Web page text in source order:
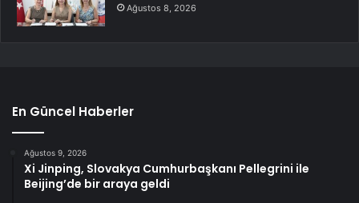
Ağustos 8, 2026
En Güncel Haberler
Ağustos 9, 2026
Xi Jinping, Slovakya Cumhurbaşkanı Pellegrini ile
Beijing’de bir araya geldi